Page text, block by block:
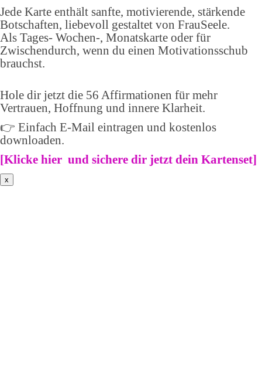
Jede Karte enthält sanfte, motivierende, stärkende
Botschaften, liebevoll gestaltet von FrauSeele.
Als Tages- Wochen-, Monatskarte oder für
Zwischendurch, wenn du einen Motivationsschub
brauchst.
Hole dir jetzt die 56 Affirmationen für mehr
Vertrauen, Hoffnung und innere Klarheit.
👉 Einfach E-Mail eintragen und kostenlos
downloaden.
[Klicke hier und sichere dir jetzt dein Kartenset]
x